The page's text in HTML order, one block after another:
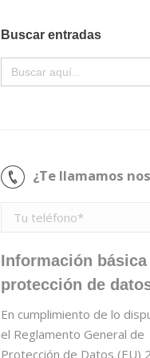
Buscar entradas
Buscar:
¿Te llamamos
Información
protección de
En cumplimiento de lo
el Reglamento General de
Protección de Datos (EU)